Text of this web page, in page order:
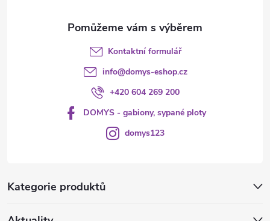
Kategorie produktů
Kontaktní formulář
info@domys-eshop.cz
+420 604 269 200
DOMYS - gabiony, sypané ploty
domys123